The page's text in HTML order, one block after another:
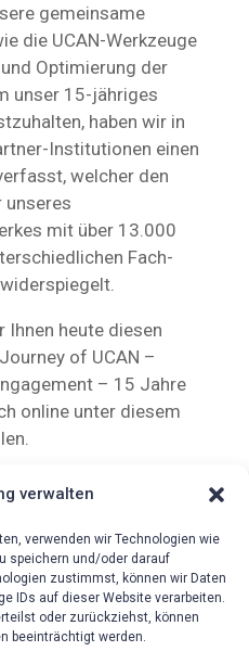
verwalten
verwenden wir Technologien wie
speichern und/oder darauf
zustimmst, können wir Daten
IDs auf dieser Website verarbeiten.
oder zurückziehst, können
beeinträchtigt werden.
gemeinsame
die UCAN-Werkzeuge
Optimierung der
unser 15-jähriges
haben wir in
Institutionen einen
welcher den
unseres
mit über 13.000
Fach-
Ihnen heute diesen
of UCAN –
– 15 Jahre
online unter diesem